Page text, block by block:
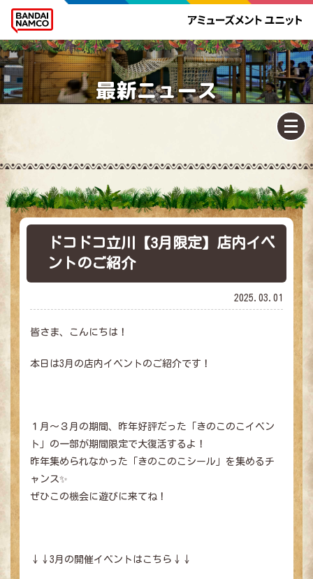
最新ニュース
ドコドコ立川【3月限定】店内イベ
ントのご紹介
2025.03.01
皆さま、こんにちは！
本日は3月の店内イベントのご紹介です！
１月～３月の期間、昨年好評だった「きのこのこイベン
ト」の一部が期間限定で大復活するよ！
昨年集められなかった「きのこのこシール」を集めるチ
ャンス✨
ぜひこの機会に遊びに来てね！
↓↓3月の開催イベントはこちら↓↓